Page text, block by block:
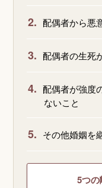
2. 配偶者から悪
3. 配偶者の生死
4. 配偶者が強度
ないこと
5. その他婚姻を
5つ